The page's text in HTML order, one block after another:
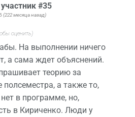
#35
(222 месяца назад)
оценить)
На выполнении ничего
а сама ждет объяснений.
теорию за
а также то,
в программе, но,
в Кириченко. Люди у